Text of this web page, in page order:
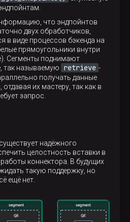
что эндпойнтов
двух обработчиков,
в виде процессов бэкенда на
прямоугольники внутри
Сегменты поднимают
так называемую
retrieve -
получать данные
их мастеру, так как в
запрос.
надёжного
целостность вставки в
коннектора. В будущих
такую поддержку, но
ещё нет.